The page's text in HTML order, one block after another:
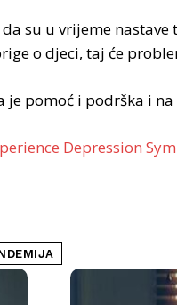
su u vrijeme
o djeci, taj će
je pomoć i podrška i
Depression